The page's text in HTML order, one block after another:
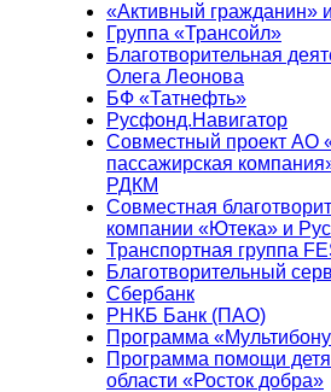
«Активный гражданин»
Группа «Трансойл»
Благотворительная
Олега Леонова
БФ «Татнефть»
Русфонд.Навигатор
Совместный проект АО
пассажирская
РДКМ
Совместная
компании «Ютека» и
Транспортная группа
Благотворительный
Сбербанк
РНКБ Банк (ПАО)
Программа
Программа помощи
области «Росток добра»